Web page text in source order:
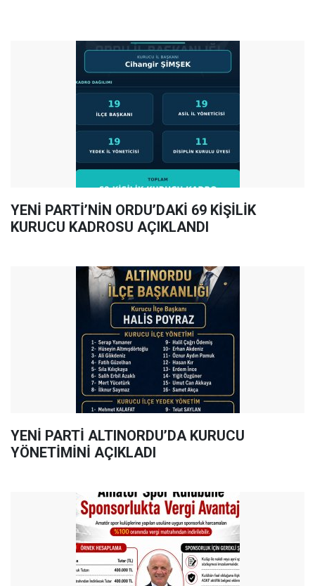
YENİ PARTİ’NİN ORDU’DAKİ 69 KİŞİLİK
KURUCU KADROSU AÇIKLANDI
YENİ PARTİ ALTINORDU’DA KURUCU
YÖNETİMİNİ AÇIKLADI